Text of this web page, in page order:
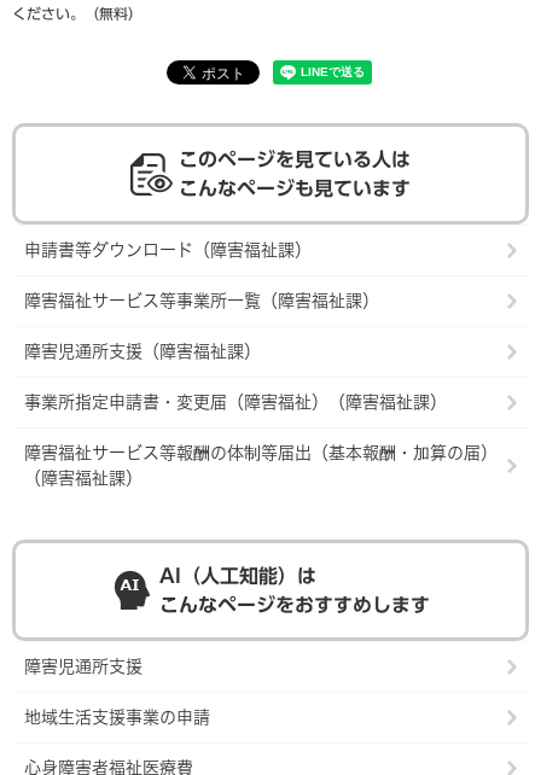
ください。（無料）
このページを見ている人は
こんなページも見ています
申請書等ダウンロード（障害福祉課）
障害福祉サービス等事業所一覧（障害福祉課）
障害児通所支援（障害福祉課）
事業所指定申請書・変更届（障害福祉）（障害福祉課）
障害福祉サービス等報酬の体制等届出（基本報酬・加算の届）
（障害福祉課）
AI（人工知能）は
こんなページをおすすめします
障害児通所支援
地域生活支援事業の申請
心身障害者福祉医療費